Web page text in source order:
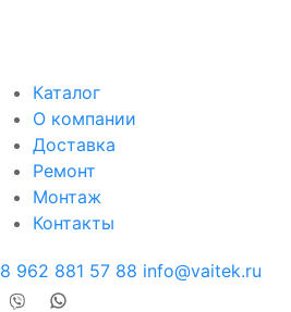
Каталог
О компании
Доставка
Ремонт
Монтаж
Контакты
8 962 881 57 88 info@vaitek.ru